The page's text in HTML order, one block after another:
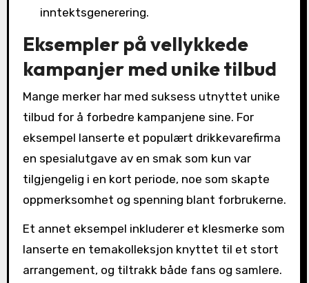
inntektsgenerering.
Eksempler på vellykkede
kampanjer med unike tilbud
Mange merker har med suksess utnyttet unike
tilbud for å forbedre kampanjene sine. For
eksempel lanserte et populært drikkevarefirma
en spesialutgave av en smak som kun var
tilgjengelig i en kort periode, noe som skapte
oppmerksomhet og spenning blant forbrukerne.
Et annet eksempel inkluderer et klesmerke som
lanserte en temakolleksjon knyttet til et stort
arrangement, og tiltrakk både fans og samlere.